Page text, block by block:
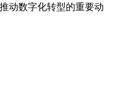
动数字化转型的重要动